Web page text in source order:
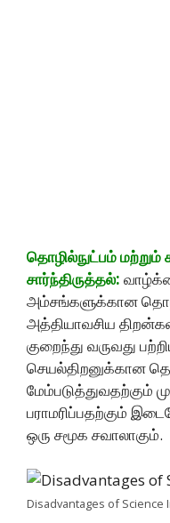
தொழில்நுட்பம்
சார்ந்திருத்தல்:
அம்சங்களுக்கான
அத்தியாவசிய
குறைந்து வருவது
செயல்திறனுக்கான
மேம்படுத்துவதற்கும்
பராமரிப்பதற்கும்
ஒரு சமூக சவாலாகும்.
Disadvantages of Science